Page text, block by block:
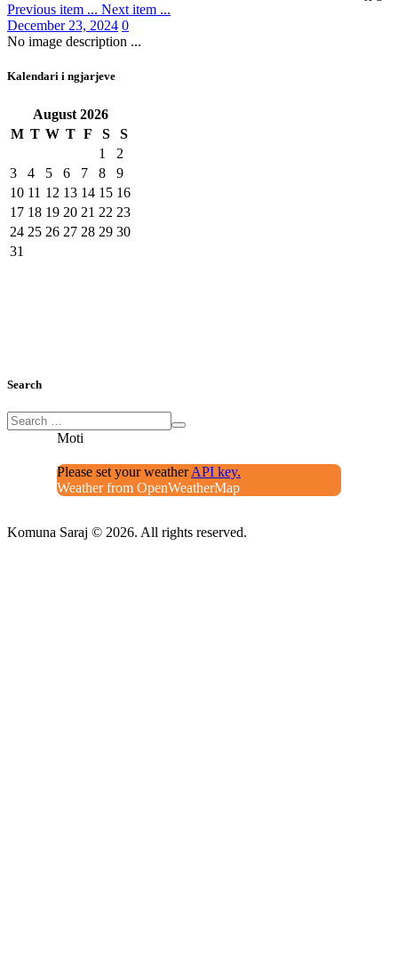
Previous item ... Next item ...
December 23, 2024 0
No image description ...
Kalendari i ngjarjeve
August 2026
M T W T F S
S
1
2
3
4 5 6 7 8
9
10 11 12 13 14 15 16
17 18 19 20 21 22 23
24 25 26 27 28 29 30
31
Search
Moti
Please set your weatherAPI key.
Weather from OpenWeatherMap
Komuna Saraj © 2026. All rights reserved.